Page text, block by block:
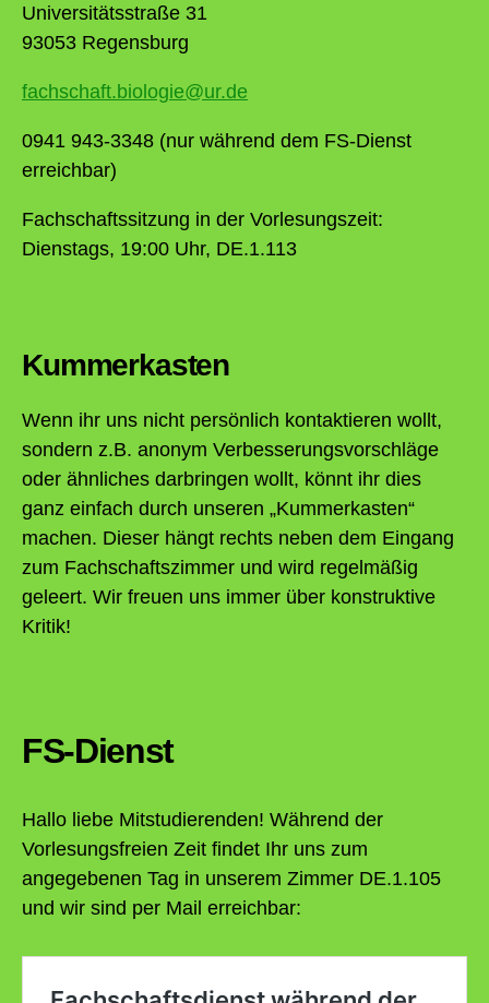
Universitätsstraße 31
93053 Regensburg
fachschaft.biologie@ur.de
0941 943-3348 (nur während dem FS-Dienst
erreichbar)
Fachschaftssitzung in der Vorlesungszeit:
Dienstags, 19:00 Uhr, DE.1.113
Kummerkasten
Wenn ihr uns nicht persönlich kontaktieren wollt,
sondern z.B. anonym Verbesserungsvorschläge
oder ähnliches darbringen wollt, könnt ihr dies
ganz einfach durch unseren „Kummerkasten“
machen. Dieser hängt rechts neben dem Eingang
zum Fachschaftszimmer und wird regelmäßig
geleert. Wir freuen uns immer über konstruktive
Kritik!
FS-Dienst
Hallo liebe Mitstudierenden! Während der
Vorlesungsfreien Zeit findet Ihr uns zum
angegebenen Tag in unserem Zimmer DE.1.105
und wir sind per Mail erreichbar: